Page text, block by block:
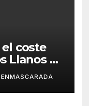
el coste
Llanos de